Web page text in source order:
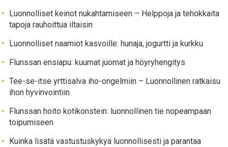
Luonnolliset keinot nukahtamiseen – Helppoja ja tehokkaita
tapoja rauhoittua iltaisin
Luonnolliset naamiot kasvoille: hunaja, jogurtti ja kurkku
Flunssan ensiapu: kuumat juomat ja höyryhengitys
Tee-se-itse yrttisalva iho-ongelmiin – Luonnollinen ratkaisu
ihon hyvinvointiin
Flunssan hoito kotikonstein: luonnollinen tie nopeampaan
toipumiseen
Kuinka lisätä vastustuskykyä luonnollisesti ja parantaa